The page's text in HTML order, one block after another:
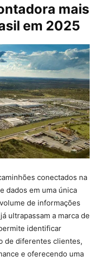
mais
em 2025
conectados na
dados em uma única
de informações
ultrapassam a marca de
identificar
de diferentes clientes,
e oferecendo uma